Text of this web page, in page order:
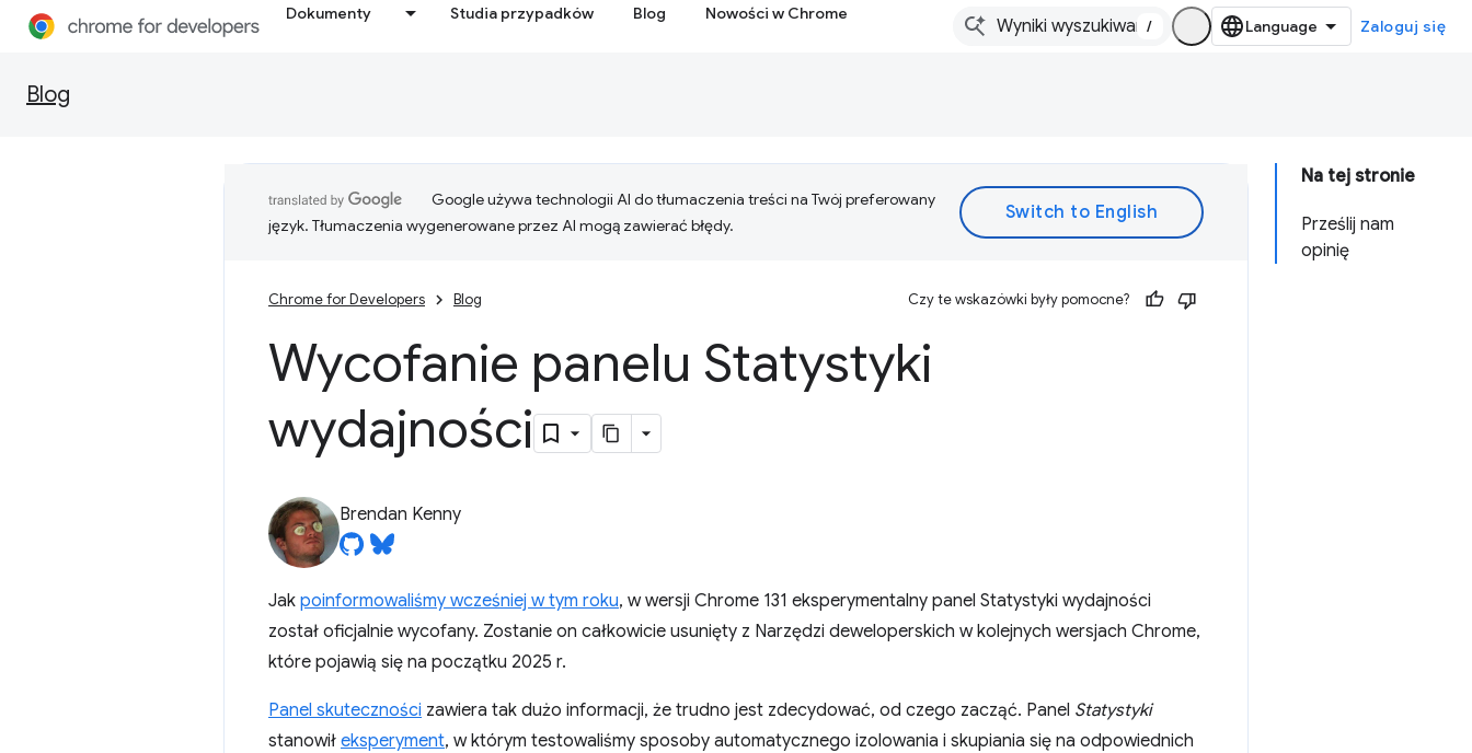
Dokumenty Studia przypadków Blog Nowości w Chrome
/ Zaloguj się
Blog
Na tej stronie
Prześlij nam
opinię
Google używa technologii AI do tłumaczenia treści na Twój preferowany
język. Tłumaczenia wygenerowane przez AI mogą zawierać błędy.
Chrome for Developers Blog Czy te wskazówki były pomocne?
Wycofanie panelu Statystyki
wydajności
Brendan Kenny
Jak poinformowaliśmy wcześniej w tym roku, w wersji Chrome 131 eksperymentalny panel Statystyki wydajności
został oficjalnie wycofany. Zostanie on całkowicie usunięty z Narzędzi deweloperskich w kolejnych wersjach Chrome,
które pojawią się na początku 2025 r.
Panel skuteczności zawiera tak dużo informacji, że trudno jest zdecydować, od czego zacząć. Panel Statystyki
stanowił eksperyment, w którym testowaliśmy sposoby automatycznego izolowania i skupiania się na odpowiednich